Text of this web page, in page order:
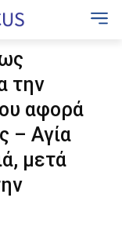
την
αφορά
– Αγία
μετά